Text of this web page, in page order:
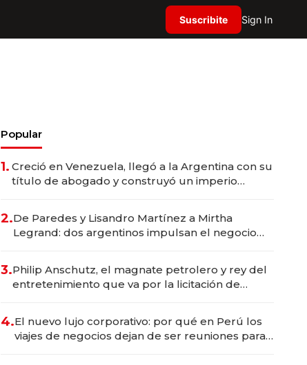
Suscribite Sign In
Popular
1. Creció en Venezuela, llegó a la Argentina con su
título de abogado y construyó un imperio
2.De Paredes y Lisandro Martínez a Mirtha
Legrand: dos argentinos impulsan el negocio
3.Philip Anschutz, el magnate petrolero y rey del
entretenimiento que va por la licitación de
4.El nuevo lujo corporativo: por qué en Perú los
viajes de negocios dejan de ser reuniones para